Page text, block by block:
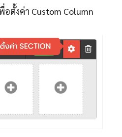
อตั้งค่า Custom Column